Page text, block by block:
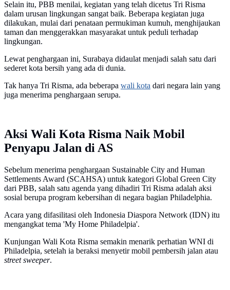
Selain itu, PBB menilai, kegiatan yang telah dicetus Tri Risma
dalam urusan lingkungan sangat baik. Beberapa kegiatan juga
dilakukan, mulai dari penataan permukiman kumuh, menghijaukan
taman dan menggerakkan masyarakat untuk peduli terhadap
lingkungan.
Lewat penghargaan ini, Surabaya didaulat menjadi salah satu dari
sederet kota bersih yang ada di dunia.
Tak hanya Tri Risma, ada beberapa wali kota dari negara lain yang
juga menerima penghargaan serupa.
Aksi Wali Kota Risma Naik Mobil
Penyapu Jalan di AS
Sebelum menerima penghargaan Sustainable City and Human
Settlements Award (SCAHSA) untuk kategori Global Green City
dari PBB, salah satu agenda yang dihadiri Tri Risma adalah aksi
sosial berupa program kebersihan di negara bagian Philadelphia.
Acara yang difasilitasi oleh Indonesia Diaspora Network (IDN) itu
mengangkat tema 'My Home Philadelpia'.
Kunjungan Wali Kota Risma semakin menarik perhatian WNI di
Philadelpia, setelah ia beraksi menyetir mobil pembersih jalan atau
street sweeper.